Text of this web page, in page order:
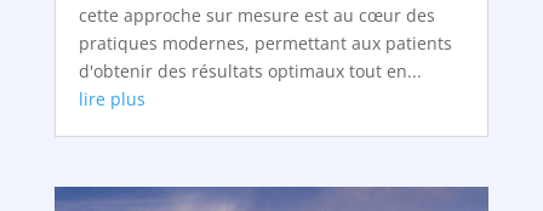
cette approche sur mesure est au cœur des
pratiques modernes, permettant aux patients
d'obtenir des résultats optimaux tout en...
lire plus